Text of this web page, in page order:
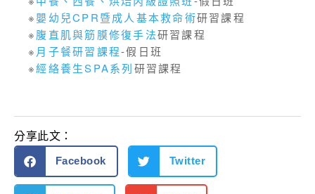
※嬰幼兒CPR暨成人基本救命術研習課程
※腹直肌與筋膜修復手法研習課程
※月子餐研習課程-假日班
※經絡養生SPA系列研習課程
分享此文：
Facebook Twitter